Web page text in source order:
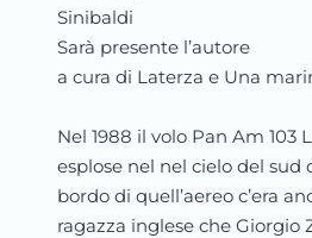
Sinibaldi
Sarà presente l’autore
a cura di Laterza e Una
Nel 1988 il volo Pan Am 103
esplose nel nel cielo del sud
bordo di quell’aereo c’era
ragazza inglese che Giorgio